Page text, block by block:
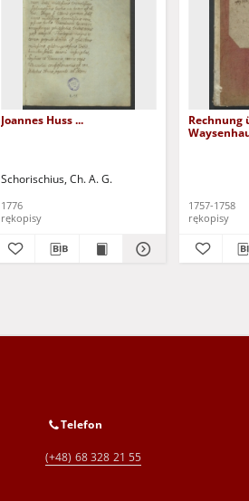
Joannes Huss ...
Schorischius, Ch. A. G.
1776
rękopisy
Rechnung
1757-1758
rękopisy
Telefon
(+48) 68 328 21 55